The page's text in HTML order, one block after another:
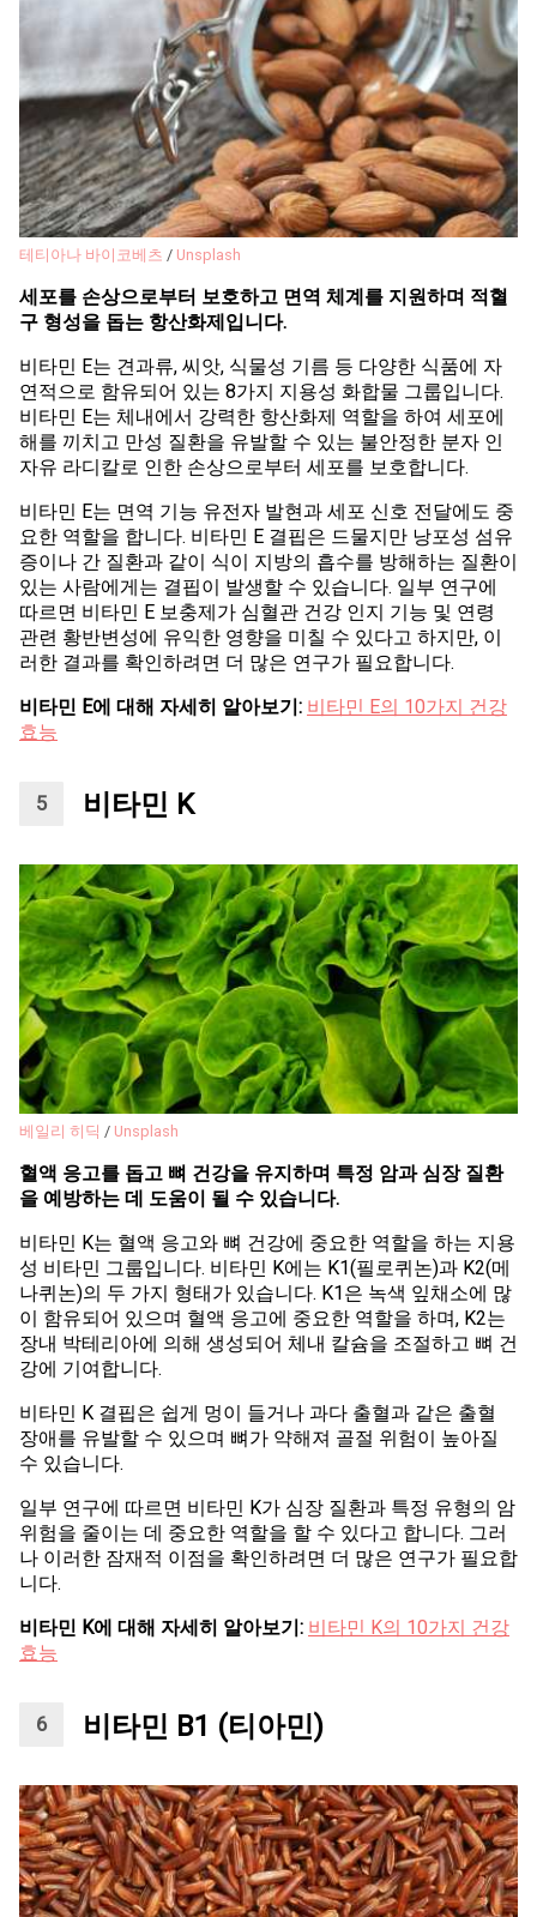
테티아나 바이코베츠 / Unsplash
세포를 손상으로부터 보호하고 면역 체계를 지원하며 적혈
구 형성을 돕는 항산화제입니다.
비타민 E는 견과류, 씨앗, 식물성 기름 등 다양한 식품에 자
연적으로 함유되어 있는 8가지 지용성 화합물 그룹입니다.
비타민 E는 체내에서 강력한 항산화제 역할을 하여 세포에
해를 끼치고 만성 질환을 유발할 수 있는 불안정한 분자 인
자유 라디칼로 인한 손상으로부터 세포를 보호합니다.
비타민 E는 면역 기능 유전자 발현과 세포 신호 전달에도 중
요한 역할을 합니다. 비타민 E 결핍은 드물지만 낭포성 섬유
증이나 간 질환과 같이 식이 지방의 흡수를 방해하는 질환이
있는 사람에게는 결핍이 발생할 수 있습니다. 일부 연구에
따르면 비타민 E 보충제가 심혈관 건강 인지 기능 및 연령
관련 황반변성에 유익한 영향을 미칠 수 있다고 하지만, 이
러한 결과를 확인하려면 더 많은 연구가 필요합니다.
비타민 E에 대해 자세히 알아보기: 비타민 E의 10가지 건강
효능
비타민 K
베일리 히딕 / Unsplash
혈액 응고를 돕고 뼈 건강을 유지하며 특정 암과 심장 질환
을 예방하는 데 도움이 될 수 있습니다.
비타민 K는 혈액 응고와 뼈 건강에 중요한 역할을 하는 지용
성 비타민 그룹입니다. 비타민 K에는 K1(필로퀴논)과 K2(메
나퀴논)의 두 가지 형태가 있습니다. K1은 녹색 잎채소에 많
이 함유되어 있으며 혈액 응고에 중요한 역할을 하며, K2는
장내 박테리아에 의해 생성되어 체내 칼슘을 조절하고 뼈 건
강에 기여합니다.
비타민 K 결핍은 쉽게 멍이 들거나 과다 출혈과 같은 출혈
장애를 유발할 수 있으며 뼈가 약해져 골절 위험이 높아질
수 있습니다.
일부 연구에 따르면 비타민 K가 심장 질환과 특정 유형의 암
위험을 줄이는 데 중요한 역할을 할 수 있다고 합니다. 그러
나 이러한 잠재적 이점을 확인하려면 더 많은 연구가 필요합
니다.
비타민 K에 대해 자세히 알아보기: 비타민 K의 10가지 건강
효능
비타민 B1 (티아민)